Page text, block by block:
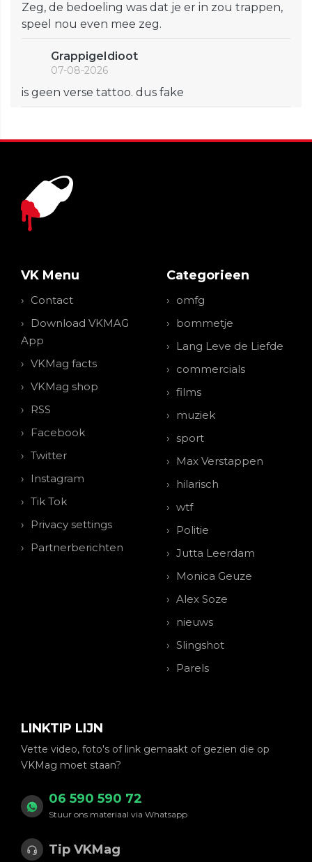
Zeg, de bedoeling was dat je er in zou trappen,
speel nou even mee zeg.
GrappigeIdioot
07-08-2026
is geen verse tattoo. dus fake
VK Menu
Contact
Download VKMAG
App
VKMag facts
VKMag shop
RSS
Facebook
Twitter
Instagram
Tik Tok
Privacy settings
Partnerberichten
Categorieen
omfg
bommetje
Lang Leve de Liefde
commercials
films
muziek
sport
Max Verstappen
hilarisch
wtf
Politie
Jutta Leerdam
Monica Geuze
Alex Soze
nieuws
Slingshot
Parels
LINKTIP LIJN
Vette video, foto's of link gemaakt of gezien die op
VKMag moet staan?
06 590 590 72
Stuur ons materiaal via Whatsapp
Tip VKMag